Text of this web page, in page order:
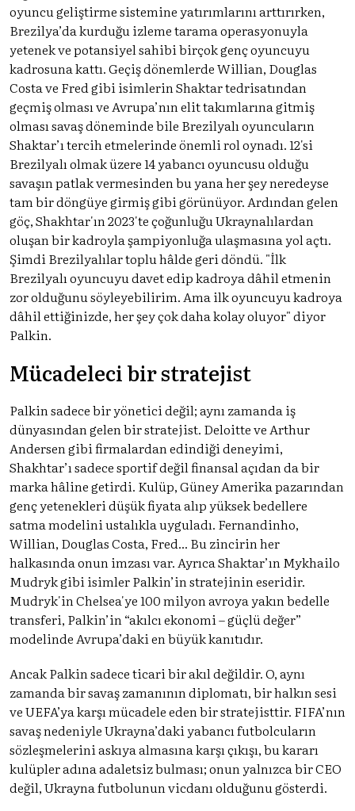
oyuncu geliştirme sistemine yatırımlarını arttırırken,
Brezilya’da kurduğu izleme tarama operasyonuyla
yetenek ve potansiyel sahibi birçok genç oyuncuyu
kadrosuna kattı. Geçiş dönemlerde Willian, Douglas
Costa ve Fred gibi isimlerin Shaktar tedrisatından
geçmiş olması ve Avrupa’nın elit takımlarına gitmiş
olması savaş döneminde bile Brezilyalı oyuncuların
Shaktar’ı tercih etmelerinde önemli rol oynadı. 12'si
Brezilyalı olmak üzere 14 yabancı oyuncusu olduğu
savaşın patlak vermesinden bu yana her şey neredeyse
tam bir döngüye girmiş gibi görünüyor. Ardından gelen
göç, Shakhtar'ın 2023'te çoğunluğu Ukraynalılardan
oluşan bir kadroyla şampiyonluğa ulaşmasına yol açtı.
Şimdi Brezilyalılar toplu hâlde geri döndü. "İlk
Brezilyalı oyuncuyu davet edip kadroya dâhil etmenin
zor olduğunu söyleyebilirim. Ama ilk oyuncuyu kadroya
dâhil ettiğinizde, her şey çok daha kolay oluyor" diyor
Palkin.
Mücadeleci bir stratejist
Palkin sadece bir yönetici değil; aynı zamanda iş
dünyasından gelen bir stratejist. Deloitte ve Arthur
Andersen gibi firmalardan edindiği deneyimi,
Shakhtar’ı sadece sportif değil finansal açıdan da bir
marka hâline getirdi. Kulüp, Güney Amerika pazarından
genç yetenekleri düşük fiyata alıp yüksek bedellere
satma modelini ustalıkla uyguladı. Fernandinho,
Willian, Douglas Costa, Fred... Bu zincirin her
halkasında onun imzası var. Ayrıca Shaktar’ın Mykhailo
Mudryk gibi isimler Palkin’in stratejinin eseridir.
Mudryk'in Chelsea'ye 100 milyon avroya yakın bedelle
transferi, Palkin’in “akılcı ekonomi – güçlü değer”
modelinde Avrupa’daki en büyük kanıtıdır.
Ancak Palkin sadece ticari bir akıl değildir. O, aynı
zamanda bir savaş zamanının diplomatı, bir halkın sesi
ve UEFA’ya karşı mücadele eden bir stratejisttir. FIFA’nın
savaş nedeniyle Ukrayna’daki yabancı futbolcuların
sözleşmelerini askıya almasına karşı çıkışı, bu kararı
kulüpler adına adaletsiz bulması; onun yalnızca bir CEO
değil, Ukrayna futbolunun vicdanı olduğunu gösterdi.